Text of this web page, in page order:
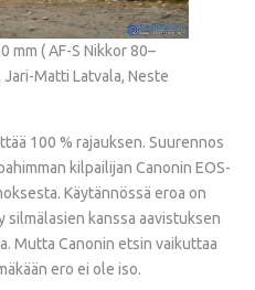
mm ( AF-S Nikkor 80–
Jari-Matti Latvala, Neste
100 % rajauksen. Suurennos
kilpailijan Canonin EOS-
Käytännössä eroa on
silmälasien kanssa aavistuksen
Mutta Canonin etsin vaikuttaa
ero ei ole iso.